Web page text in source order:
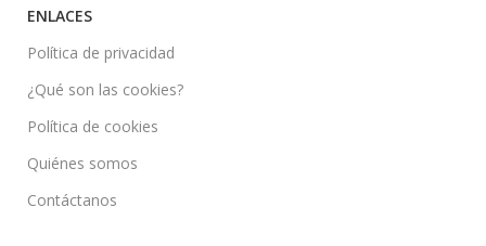
ENLACES
Política de privacidad
¿Qué son las cookies?
Política de cookies
Quiénes somos
Contáctanos